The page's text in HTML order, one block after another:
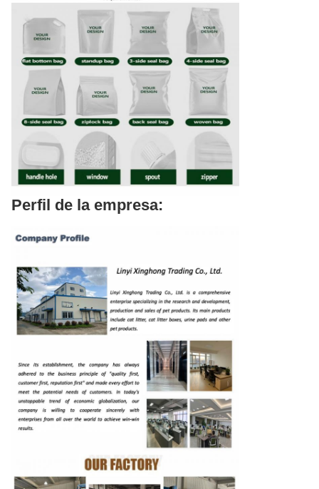
Perfil de la empresa: